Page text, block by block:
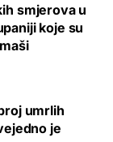
smjerova u
koje su
umrlih
je